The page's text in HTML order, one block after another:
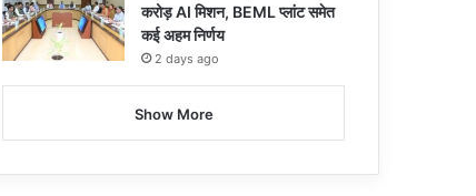
करोड़ AI मिशन, BEML प्लांट समेत
कई अहम निर्णय
2 days ago
Show More